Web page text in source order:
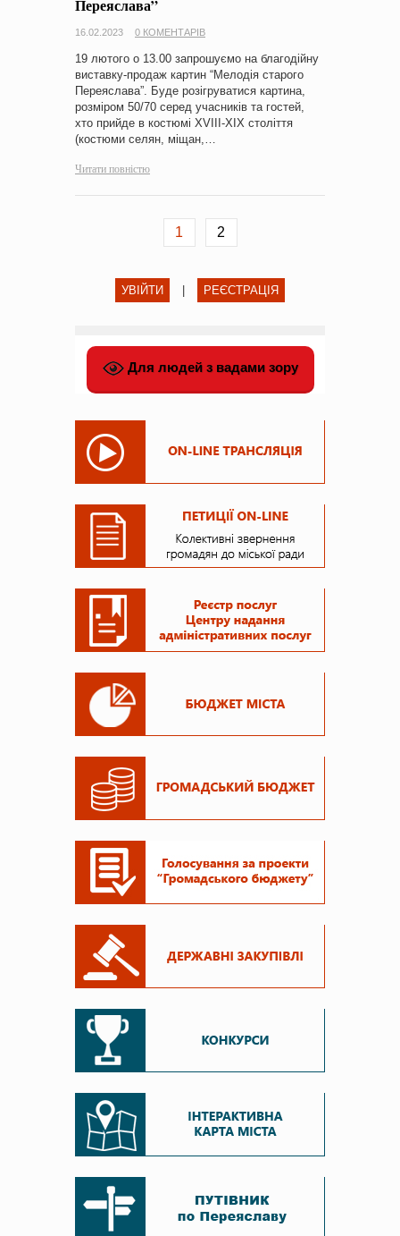
Переяслава”
16.02.2023 0 КОМЕНТАРІВ
19 лютого о 13.00 запрошуємо на благодійну
виставку-продаж картин “Мелодія старого
Переяслава”. Буде розігруватися картина,
розміром 50/70 серед учасників та гостей,
хто прийде в костюмі XVIII-XIX століття
(костюми селян, міщан,…
Читати повністю
1 2
УВІЙТИ РЕЄСТРАЦІЯ
Для людей з вадами зору